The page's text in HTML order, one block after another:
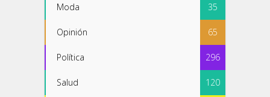
Moda 35
Opinión 65
Política 296
Salud 120